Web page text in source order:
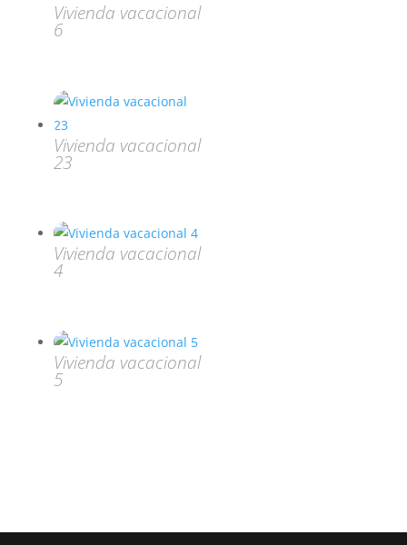
Vivienda vacacional
6
Vivienda vacacional
23
Vivienda vacacional
4
Vivienda vacacional
5